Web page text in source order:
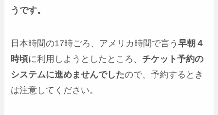
うです。
日本時間の17時ごろ、アメリカ時間で言う早朝４
時頃に利用しようとしたところ、 チケット予約の
システムに進めませんでしたので、予約するとき
は注意してください。